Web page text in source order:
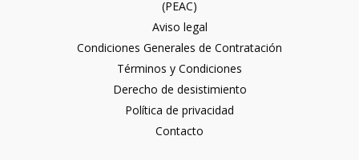
(PEAC)
Aviso legal
Condiciones Generales de Contratación
Términos y Condiciones
Derecho de desistimiento
Política de privacidad
Contacto